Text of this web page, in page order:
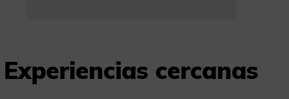
Experiencias cercanas